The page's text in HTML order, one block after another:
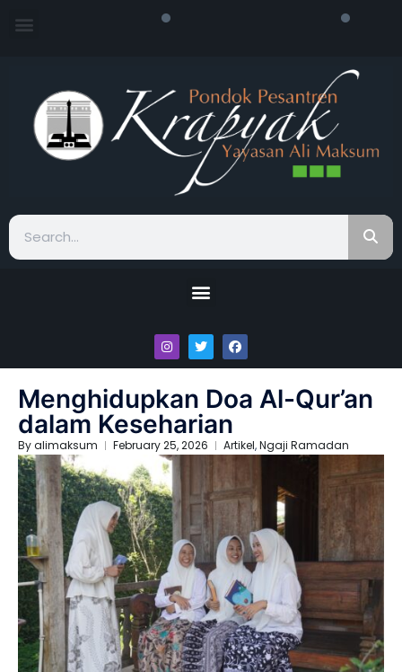
Menghidupkan Doa Al-Qur’an
dalam Keseharian
Byalimaksum February 25, 2026 Artikel,Ngaji Ramadan